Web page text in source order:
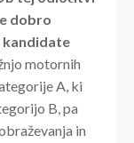
dobro
kandidate
motornih
A, ki
B, pa
in